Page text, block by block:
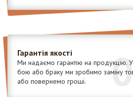
Гарантія якості
Ми надаємо гарантію на продукцію. У
бою або браку ми зробимо заміну
або повернемо гроші.